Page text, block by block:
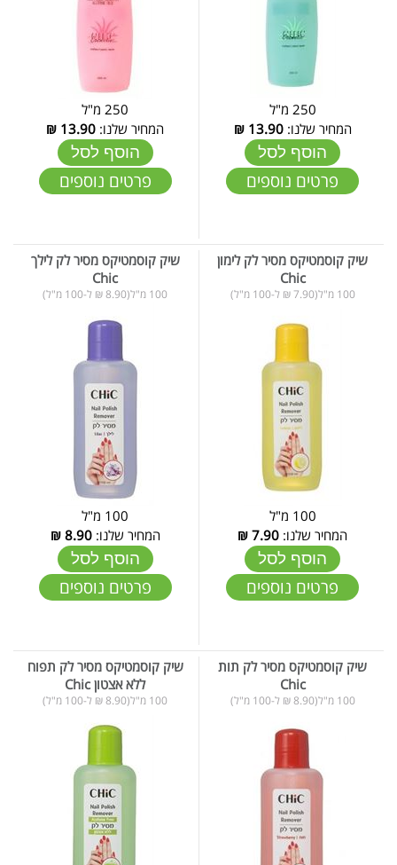
250 מ"ל
המחיר שלנו:13.90
₪
הוסף לסל
פרטים נוספים
250 מ"ל
המחיר שלנו: 13.90
₪
הוסף לסל
פרטים נוספים
שיק קוסמטיקס מסיר לק לימון
Chic
100 מ"ל(7.90 ₪ ל-100 מ"ל)
100 מ"ל
המחיר שלנו: 7.90
₪
הוסף לסל
פרטים נוספים
שיק קוסמטיקס מסיר לק לילך
Chic
100 מ"ל(8.90 ₪ ל-100 מ"ל)
100 מ"ל
המחיר שלנו:8.90
₪
הוסף לסל
פרטים נוספים
שיק קוסמטיקס מסיר לק תות
Chic
100 מ"ל(8.90 ₪ ל-100 מ"ל)
שיק קוסמטיקס מסיר לק תפוח
ללא אצטון Chic
100 מ"ל(8.90 ₪ ל-100 מ"ל)